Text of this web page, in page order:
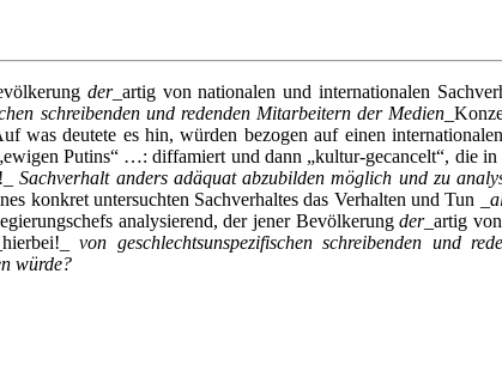
der_artig von nationalen und internationalen
schreibenden und redenden Mitarbeitern der Medien
was deutete es hin, würden bezogen auf einen
Putins“ …: diffamiert und dann „kultur-gecancelt“, die
Sachverhalt anders adäquat abzubilden möglich und zu
konkret untersuchten Sachverhaltes das Verhalten und Tun _
analysierend, der jener Bevölkerungder_artig
von geschlechtsunspezifischen schreibenden und
würde?